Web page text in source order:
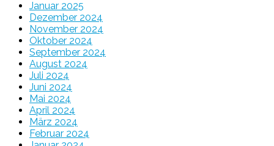
Januar 2025
Dezember 2024
November 2024
Oktober 2024
September 2024
August 2024
Juli 2024
Juni 2024
Mai 2024
April 2024
März 2024
Februar 2024